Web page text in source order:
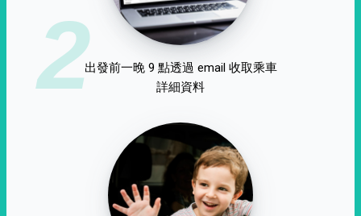
2出發前一晚 9 點透過 email 收取乘車
詳細資料